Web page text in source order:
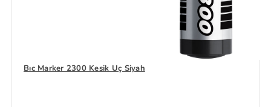
Bıc Marker 2300 Kesik Uç Siyah